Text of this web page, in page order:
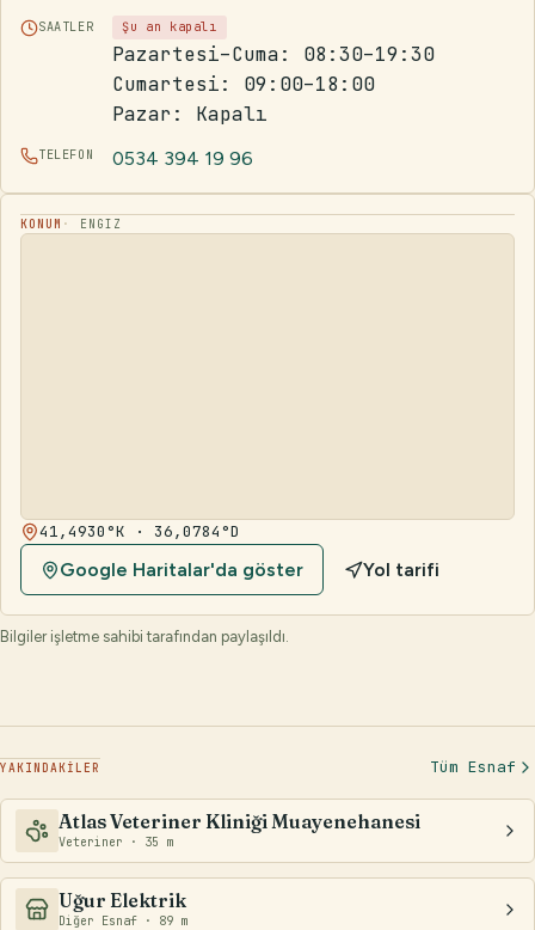
SAATLER Şu an kapalı
Pazartesi–Cuma: 08:30–19:30
Cumartesi: 09:00–18:00
Pazar: Kapalı
TELEFON 0534 394 19 96
KONUM ENGIZ
41,4930°K · 36,0784°D
Google Haritalar'da göster Yol tarifi
Bilgiler işletme sahibi tarafından paylaşıldı.
YAKINDAKİLER Tüm Esnaf
Atlas Veteriner Kliniği Muayenehanesi
Veteriner · 35 m
Uğur Elektrik
Diğer Esnaf · 89 m